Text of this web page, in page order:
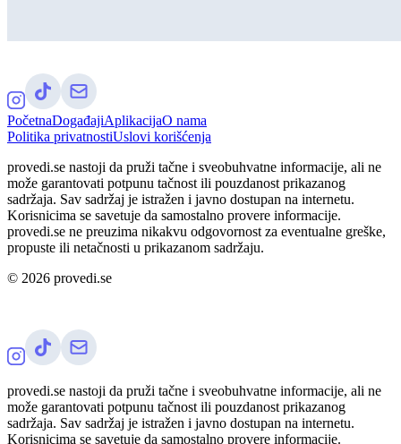
PočetnaDogađajiAplikacijaO nama
Politika privatnostiUslovi korišćenja
provedi.se nastoji da pruži tačne i sveobuhvatne informacije, ali ne
može garantovati potpunu tačnost ili pouzdanost prikazanog
sadržaja. Sav sadržaj je istražen i javno dostupan na internetu.
Korisnicima se savetuje da samostalno provere informacije.
provedi.se ne preuzima nikakvu odgovornost za eventualne greške,
propuste ili netačnosti u prikazanom sadržaju.
© 2026 provedi.se
provedi.se nastoji da pruži tačne i sveobuhvatne informacije, ali ne
može garantovati potpunu tačnost ili pouzdanost prikazanog
sadržaja. Sav sadržaj je istražen i javno dostupan na internetu.
Korisnicima se savetuje da samostalno provere informacije.